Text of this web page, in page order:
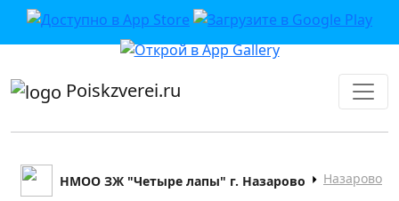
приложении или в VK">
Poiskzverei.ru
НМОО ЗЖ "Четыре лапы" г. Назарово Назарово